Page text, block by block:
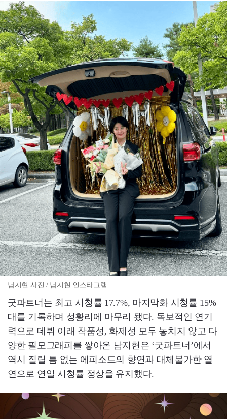
남지현 사진 / 남지현 인스타그램
굿파트너는 최고 시청률 17.7%, 마지막화 시청률 15%
대를 기록하며 성황리에 마무리 됐다. 독보적인 연기
력으로 데뷔 이래 작품성, 화제성 모두 놓치지 않고 다
양한 필모그래피를 쌓아온 남지현은 ‘굿파트너’에서
역시 질릴 틈 없는 에피소드의 향연과 대체불가한 열
연으로 연일 시청률 정상을 유지했다.